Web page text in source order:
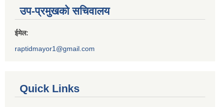
उप-प्रमुखको सचिवालय
ईमेल:
raptidmayor1@gmail.com
Quick Links